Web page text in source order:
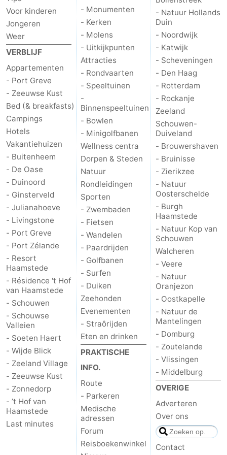
Voor kinderen
Jongeren
Weer
VERBLIJF
Appartementen
- Port Greve
- Zeeuwse Kust
Bed (& breakfasts)
Campings
Hotels
Vakantiehuizen
- Buitenheem
- De Oase
- Duinoord
- Ginsterveld
- Julianahoeve
- Livingstone
- Port Greve
- Port Zélande
- Resort
Haamstede
- Résidence 't Hof
van Haamstede
- Schouwen
- Schouwse
Valleien
- Soeten Haert
- Wijde Blick
- Zeeland Village
- Zeeuwse Kust
- Zonnedorp
- ’t Hof van
Haamstede
Last minutes
- Monumenten
- Kerken
- Molens
- Uitkijkpunten
Attracties
- Rondvaarten
- Speeltuinen
-
Binnenspeeltuinen
- Bowlen
- Minigolfbanen
Wellness centra
Dorpen & Steden
Natuur
Rondleidingen
Sporten
- Zwembaden
- Fietsen
- Wandelen
- Paardrijden
- Golfbanen
- Surfen
- Duiken
Zeehonden
Evenementen
- Straôrijden
Eten en drinken
PRAKTISCHE
INFO.
Route
- Parkeren
Medische
adressen
Forum
Reisboekenwinkel
- Natuur Hollands
Duin
- Noordwijk
- Katwijk
- Scheveningen
- Den Haag
- Rotterdam
- Rockanje
Zeeland
Schouwen-
Duiveland
- Brouwershaven
- Bruinisse
- Zierikzee
- Natuur
Oosterschelde
- Burgh
Haamstede
- Natuur Kop van
Schouwen
Walcheren
- Veere
- Natuur
Oranjezon
- Oostkapelle
- Natuur de
Mantelingen
- Domburg
- Zoutelande
- Vlissingen
- Middelburg
OVERIGE
Adverteren
Over ons
Contact